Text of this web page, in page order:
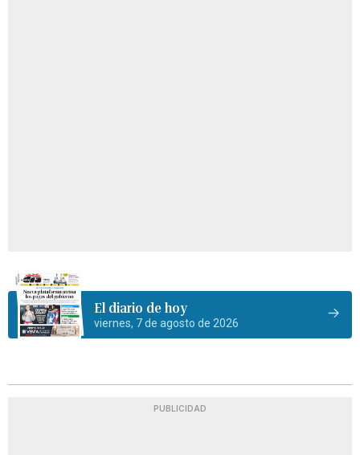
El diario de hoy
viernes, 7 de agosto de 2026
PUBLICIDAD